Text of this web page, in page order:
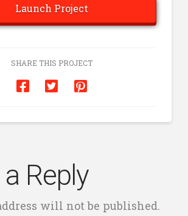
Launch Project
SHARE THIS PROJECT
Reply
will not be published.